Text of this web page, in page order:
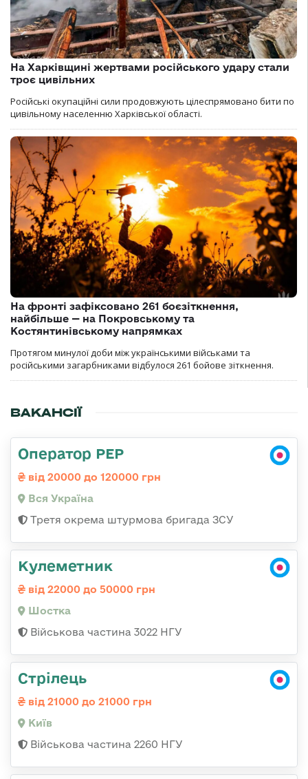
На Харківщині жертвами російського удару стали
троє цивільних
Російські окупаційні сили продовжують цілеспрямовано бити по
цивільному населенню Харківської області.
На фронті зафіксовано 261 боєзіткнення,
найбільше — на Покровському та
Костянтинівському напрямках
Протягом минулої доби між українськими військами та
російськими загарбниками відбулося 261 бойове зіткнення.
ВАКАНСІЇ
Оператор РЕР
від 20000 до 120000 грн
Вся Україна
Третя окрема штурмова бригада ЗСУ
Кулеметник
від 22000 до 50000 грн
Шостка
Військова частина 3022 НГУ
Стрілець
від 21000 до 21000 грн
Київ
Військова частина 2260 НГУ